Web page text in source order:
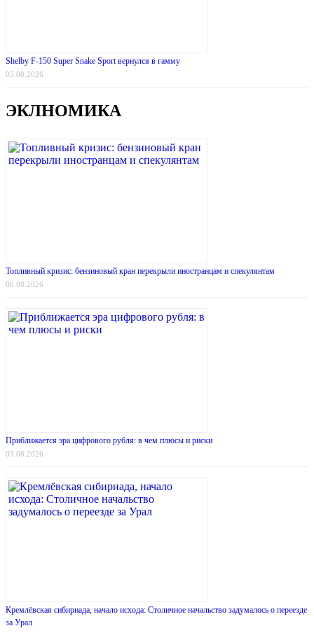
Shelby F-150 Super Snake Sport вернулся в гамму
05.08.2026
ЭКЛНОМИКА
Топливный кризис: бензиновый кран перекрыли иностранцам и спекулянтам
06.08.2026
Приближается эра цифрового рубля: в чем плюсы и риски
05.08.2026
Кремлёвская сибириада, начало исхода: Столичное начальство задумалось о переезде
за Урал